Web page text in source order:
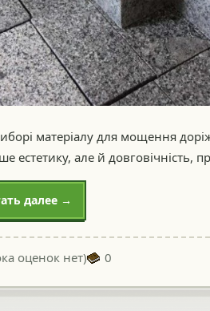
матеріалу для мощення
естетику, але й довговічність,
далее →
оценок нет) 0